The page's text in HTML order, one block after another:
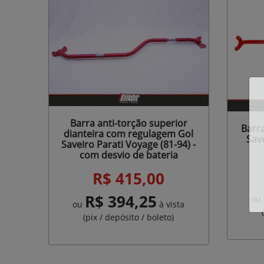
Barra anti-torção superior
dianteira com regulagem Gol
Saveiro Parati Voyage (81-94) -
com desvio de bateria
R$ 415,00
ou R$ 394,25 à vista
(pix / depósito / boleto)
ou